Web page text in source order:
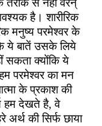
तरीके से नहीं वरन्
है। शारीरिक
मनुष्य परमेश्वर के
ये बातें उसके लिये
सकता क्योंकि ये
परमेश्वर का मन
के प्रकाश की
हम देखते है, वे
अर्थ की सिर्फ छाया